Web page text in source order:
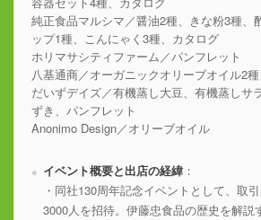
純正食品マルシマ／醤油2種、きな粉3種、
ップ1種、こんにゃく3種、カタログ
ホリマサシティファーム／パンフレット
八基通商／オーガニックオリーブオイル2種
だいずデイズ／有機蒸し大豆、有機蒸しサ
ずき、パンフレット
Anonimo Design／オリーブオイル
イベント概要と出店の経緯：
・同社130周年記念イベントとして、取
3000人を招待。伊藤忠食品の歴史を解説